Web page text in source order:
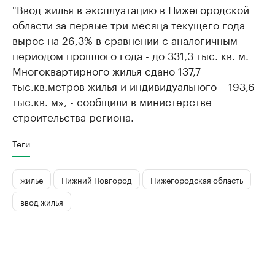
"Ввод жилья в эксплуатацию в Нижегородской
области за первые три месяца текущего года
вырос на 26,3% в сравнении с аналогичным
периодом прошлого года - до 331,3 тыс. кв. м.
Многоквартирного жилья сдано 137,7
тыс.кв.метров жилья и индивидуального – 193,6
тыс.кв. м», - сообщили в министерстве
строительства региона.
Теги
жилье Нижний Новгород
Нижегородская область
ввод жилья